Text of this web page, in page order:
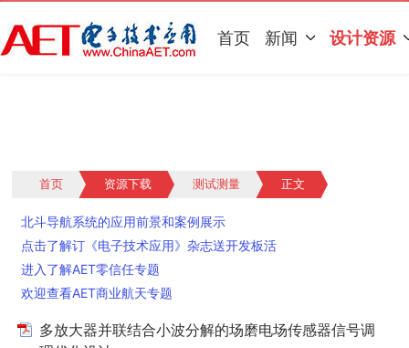
首页 新闻 设计资源
首页 资源下载 测试测量 正文
北斗导航系统的应用前景和案例展示
点击了解订《电子技术应用》杂志送开发板活
动
进入了解AET零信任专题
欢迎查看AET商业航天专题
多放大器并联结合小波分解的场磨电场传感器信号调